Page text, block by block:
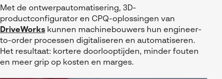
Visiativ Customer Service
Spare Parts Platform
CATIA Composer
myCADtools
FAQs SOLIDWORKS
Downloads
Met de ontwerpautomatisering, 3D-
productconfigurator en CPQ-oplossingen van
DriveWorks kunnen machinebouwers hun engineer-
to-order processen digitaliseren en automatiseren.
Het resultaat: kortere doorlooptijden, minder fouten
en meer grip op kosten en marges.